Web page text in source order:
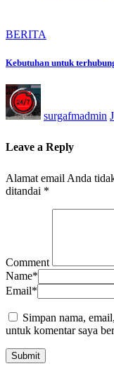
BERITA
Kebutuhan untuk
surgafmadmin
Leave a Reply
Alamat email Anda
ditandai *
Comment
Name*
Email*
Simpan nama,
untuk komentar saya